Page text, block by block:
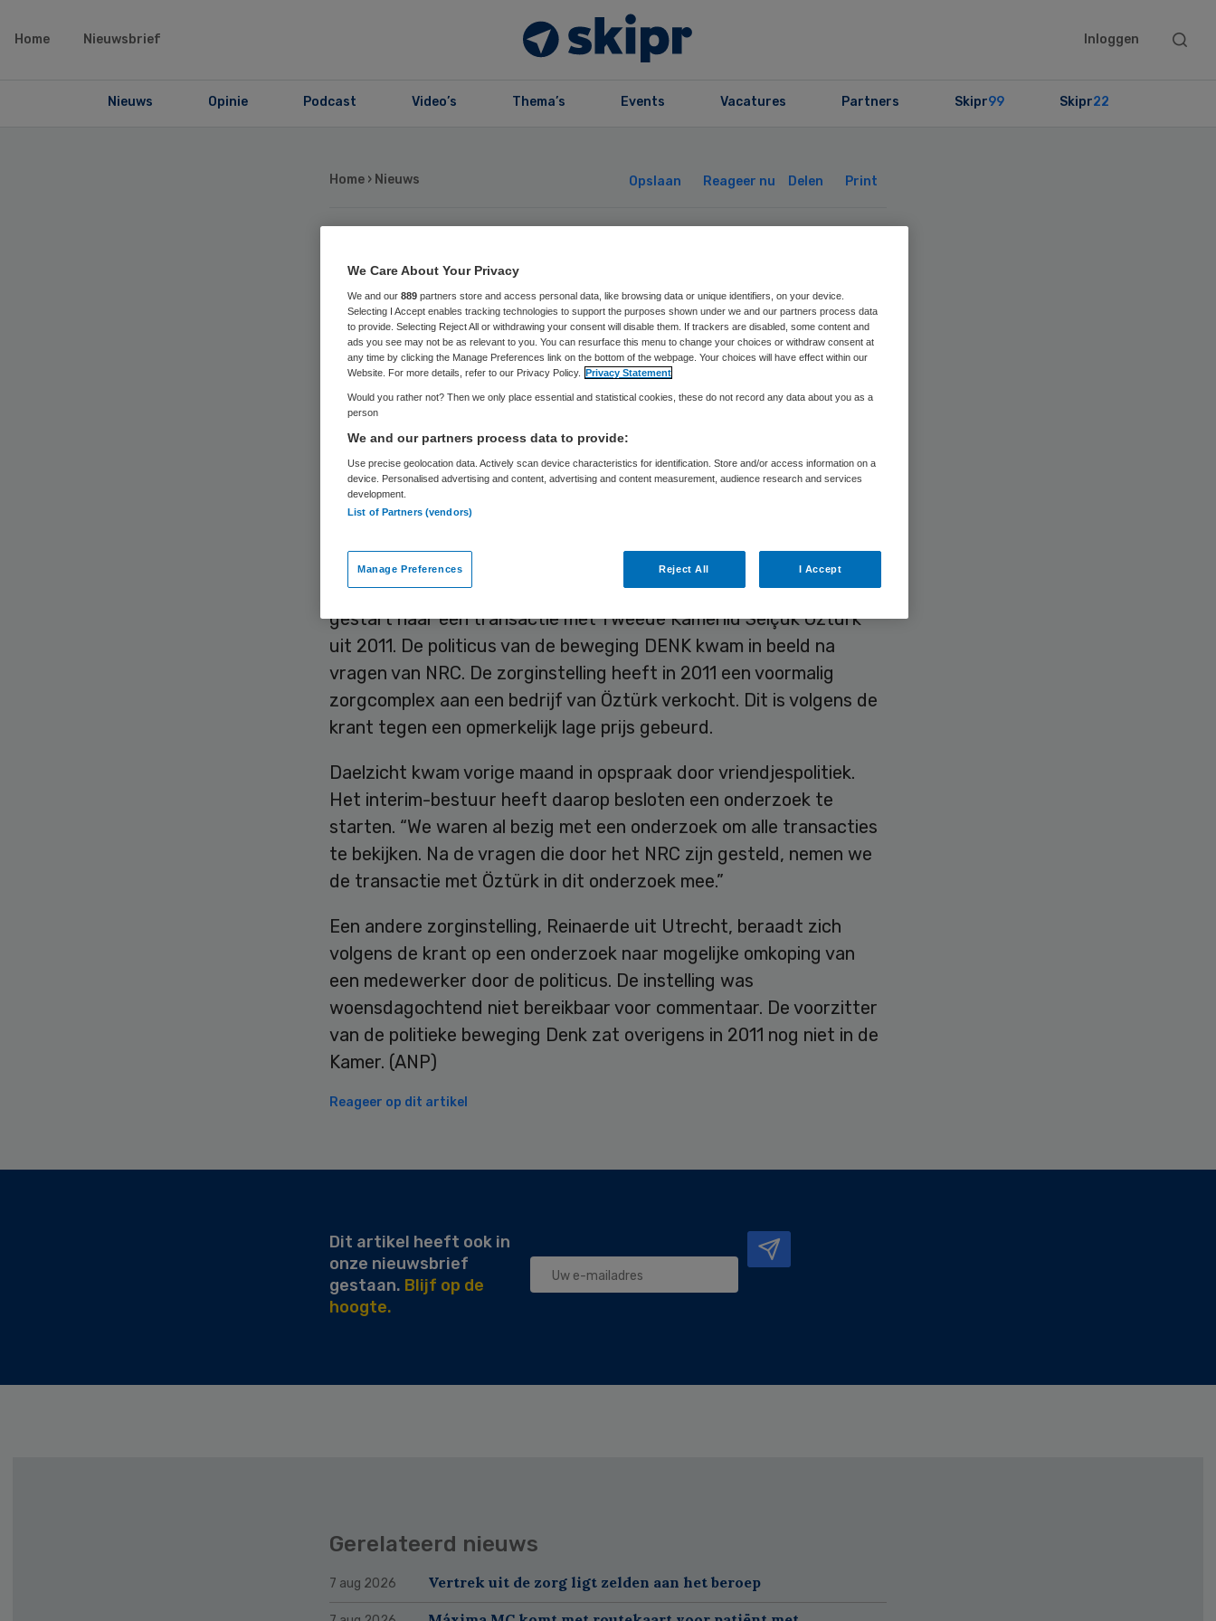
Home Nieuwsbrief Inloggen
Search
Nieuws Opinie Podcast Video’s Thema’s Events Vacatures Partners Skipr99 Skipr22
Home › Nieuws Opslaan Reageer nu Delen Print
Daelzicht start
integriteitsonderzoek
naar DENK-voorman
Öztürk
Skipr Redactie
De Limburgse zorginstelling Daelzicht is een integriteitsonderzoek
gestart naar een transactie met Tweede Kamerlid Selçuk Öztürk
uit 2011. De politicus van de beweging DENK kwam in beeld na
vragen van NRC. De zorginstelling heeft in 2011 een voormalig
zorgcomplex aan een bedrijf van Öztürk verkocht. Dit is volgens de
krant tegen een opmerkelijk lage prijs gebeurd.
Daelzicht kwam vorige maand in opspraak door vriendjespolitiek.
Het interim-bestuur heeft daarop besloten een onderzoek te
starten. “We waren al bezig met een onderzoek om alle transacties
te bekijken. Na de vragen die door het NRC zijn gesteld, nemen we
de transactie met Öztürk in dit onderzoek mee.”
Een andere zorginstelling, Reinaerde uit Utrecht, beraadt zich
volgens de krant op een onderzoek naar mogelijke omkoping van
een medewerker door de politicus. De instelling was
woensdagochtend niet bereikbaar voor commentaar. De voorzitter
van de politieke beweging Denk zat overigens in 2011 nog niet in de
Kamer. (ANP)
Reageer op dit artikel
Dit artikel heeft ook in
onze nieuwsbrief
gestaan. Blijf op de
hoogte.
Gerelateerd nieuws
7 aug 2026 Vertrek uit de zorg ligt zelden aan het beroep
We Care About Your Privacy
We and our 889 partners store and access personal data, like browsing data or unique identifiers, on your device.
Selecting I Accept enables tracking technologies to support the purposes shown under we and our partners process data
to provide. Selecting Reject All or withdrawing your consent will disable them. If trackers are disabled, some content and
ads you see may not be as relevant to you. You can resurface this menu to change your choices or withdraw consent at
any time by clicking the Manage Preferences link on the bottom of the webpage. Your choices will have effect within our
Website. For more details, refer to our Privacy Policy.
Privacy Statement
Would you rather not? Then we only place essential and statistical cookies, these do not record any data about you as a
person
We and our partners process data to provide:
Use precise geolocation data. Actively scan device characteristics for identification. Store and/or access information on a
device. Personalised advertising and content, advertising and content measurement, audience research and services
development.
List of Partners (vendors)
Manage Preferences Reject All I Accept